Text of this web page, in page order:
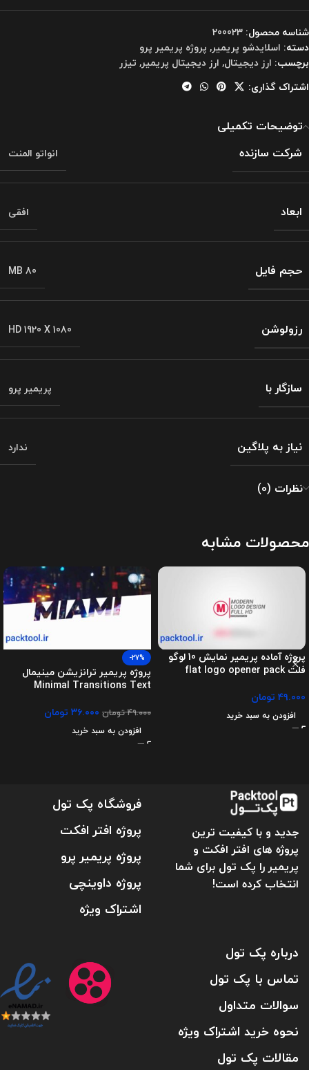
شناسه محصول: 200023
دسته: اسلایدشو پریمیر, پروژه پریمیر پرو
برچسب: ارز دیجیتال, ارز دیجیتال پریمیر, تیزر
اشتراک گذاری:
توضیحات تکمیلی
شرکت سازنده
انواتو المنت
ابعاد افقی
حجم فایل MB 80
رزولوشن HD 1920 X 1080
سازگار با پریمیر پرو
نیاز به پلاگین ندارد
نظرات (0)
محصولات مشابه
پروژه آماده پریمیر نمایش 10 لوگو
فلت flat logo opener pack
۴۹.۰۰۰ تومان
افزودن به سبد خرید
-27%
پروژه پریمیر ترانزیشن مینیمال
Minimal Transitions Text
۴۹.۰۰۰تومان ۳۶.۰۰۰ تومان
افزودن به سبد خرید
جدید و با کیفیت ترین
پروژه های افتر افکت و
پریمیر را پک تول برای شما
انتخاب کرده است!
فروشگاه پک تول
پروژه افتر افکت
پروژه پریمیر پرو
پروژه داوینچی
اشتراک ویژه
درباره پک تول
تماس با پک تول
سوالات متداول
نحوه خرید اشتراک ویژه
مقالات پک تول